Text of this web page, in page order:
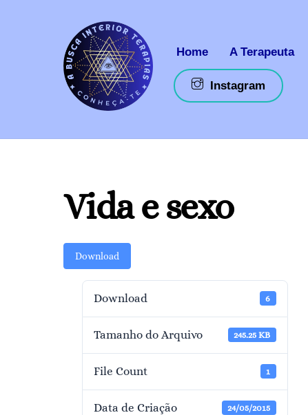
Home A Terapeuta
Instagram
Vida e sexo
Download
Download 6
Tamanho do Arquivo 245.25 KB
File Count 1
Data de Criação 24/05/2015